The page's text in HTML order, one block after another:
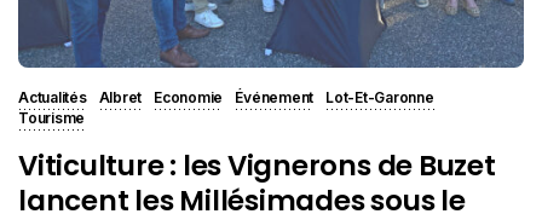
Actualités Albret Economie Événement
Lot-Et-Garonne
Tourisme
Viticulture : les Vignerons de Buzet
lancent les Millésimades sous le